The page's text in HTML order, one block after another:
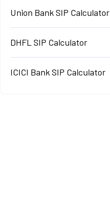
Union Bank SIP Calculator
DHFL SIP Calculator
ICICI Bank SIP Calculator